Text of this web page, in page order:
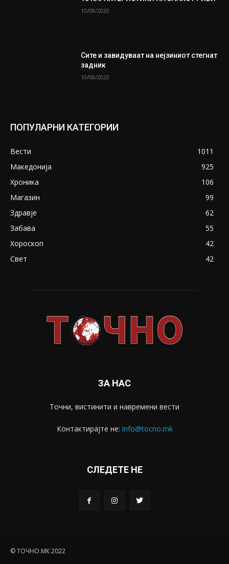
10/08/2020
Сите и завидуваат на нејзиниот стегнат
задник
10/08/2020
ПОПУЛАРНИ КАТЕГОРИИ
Вести
1011
Македонија
925
Хроника
106
Магазин
99
Здравје
62
Забава
55
Хороскоп
42
Свет
42
ЗА НАС
Точни, вистинити и навремени вести
Контактирајте не: info@tocno.mk
СЛЕДЕТЕ НЕ
© ТОЧНО.МК 2022